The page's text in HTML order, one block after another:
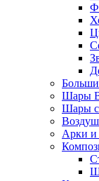
Шары
Шары с
Арки и